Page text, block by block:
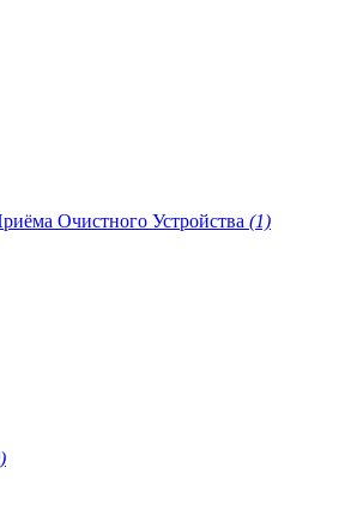
Очистного Устройства (1)